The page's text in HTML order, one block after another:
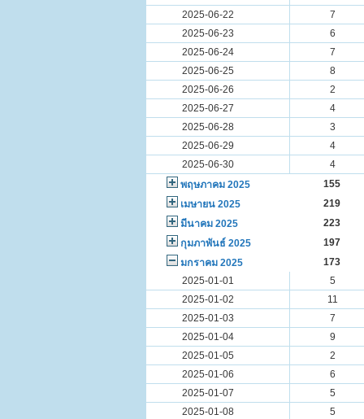
2025-06-22
7
2025-06-23
6
2025-06-24
7
2025-06-25
8
2025-06-26
2
2025-06-27
4
2025-06-28
3
2025-06-29
4
2025-06-30
4
พฤษภาคม 2025
155
เมษายน 2025
219
มีนาคม 2025
223
กุมภาพันธ์ 2025
197
มกราคม 2025
173
2025-01-01
5
2025-01-02
11
2025-01-03
7
2025-01-04
9
2025-01-05
2
2025-01-06
6
2025-01-07
5
2025-01-08
5